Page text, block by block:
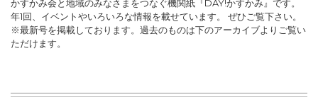
かすかみ会と地域のみなさまをつなぐ機関紙『DAY!かすかみ』です。
年1回、イベントやいろいろな情報を載せています。 ぜひご覧下さい。
※最新号を掲載しております。過去のものは下のアーカイブよりご覧い
ただけます。